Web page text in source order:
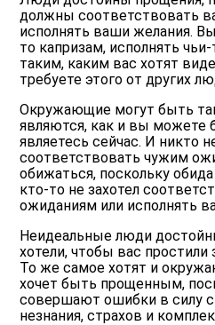
должны соответствовать
исполнять ваши желания.
то капризам, исполнять
таким, каким вас хотят
требуете этого от других
Окружающие могут быть
являются, как и вы можете
являетесь сейчас. И никто
соответствовать чужим
обижаться, поскольку
кто-то не захотел
ожиданиям или исполнять
Неидеальные люди
хотели, чтобы вас простили
То же самое хотят и
хочет быть прощенным,
совершают ошибки в силу
незнания, страхов и